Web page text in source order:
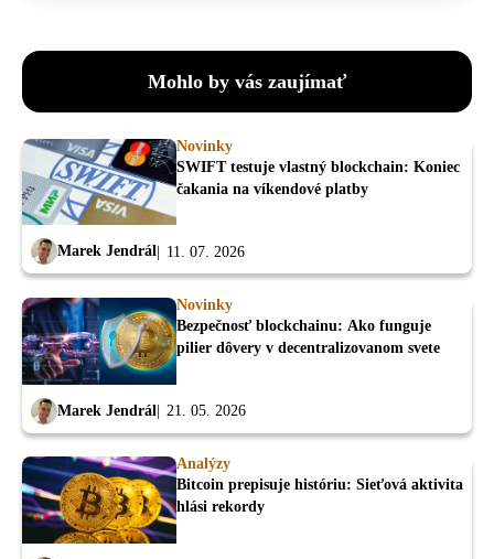
Mohlo by vás zaujímať
Novinky
SWIFT testuje vlastný blockchain: Koniec
čakania na víkendové platby
Marek Jendrál 11. 07. 2026
Novinky
Bezpečnosť blockchainu: Ako funguje
pilier dôvery v decentralizovanom svete
Marek Jendrál 21. 05. 2026
Analýzy
Bitcoin prepisuje históriu: Sieťová aktivita
hlási rekordy